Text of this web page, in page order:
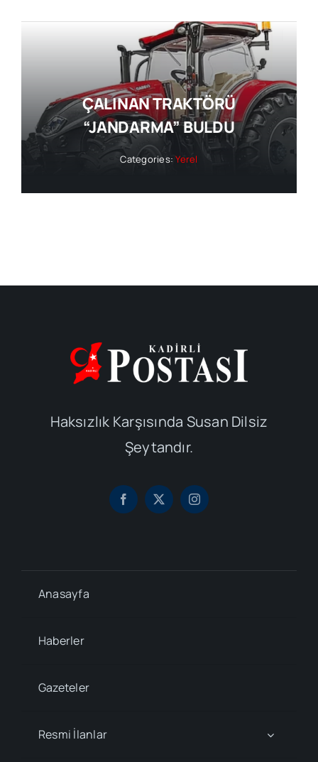
ÇALINAN TRAKTÖRÜ
“JANDARMA” BULDU
Categories:Yerel
Haksızlık Karşısında Susan Dilsiz
Şeytandır.
Anasayfa
Haberler
Gazeteler
Resmi İlanlar